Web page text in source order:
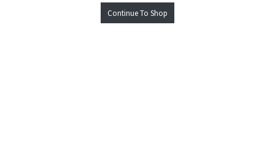
Continue To Shop